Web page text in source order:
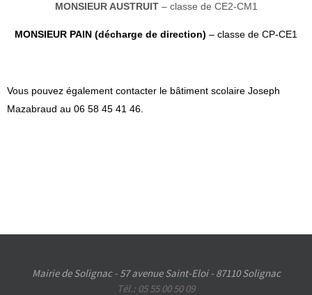
MONSIEUR AUSTRUIT– classe de CE2-CM1
MONSIEUR PAIN (décharge de direction) – classe de CP-CE1
Vous pouvez également contacter le bâtiment scolaire Joseph
Mazabraud au 06 58 45 41 46.
Mairie de Solignac - 57 avenue Saint-Eloi - 87110 Solignac
Tél.: 05 55 00 50 09